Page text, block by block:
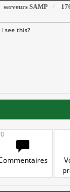
serveurs SAMP
I see this?
0